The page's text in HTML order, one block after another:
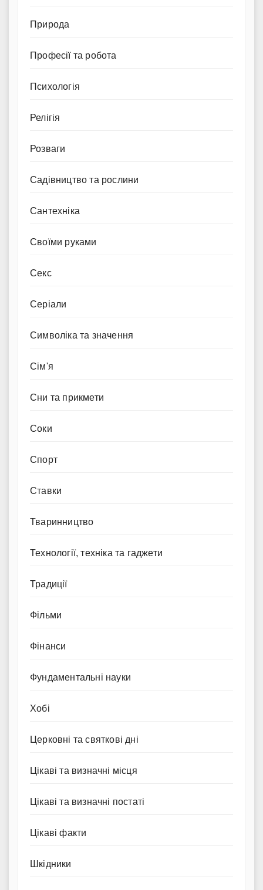
Природа
Професії та робота
Психологія
Релігія
Розваги
Садівництво та рослини
Сантехніка
Своїми руками
Секс
Серіали
Символіка та значення
Сім'я
Сни та прикмети
Соки
Спорт
Ставки
Тваринництво
Технології, техніка та гаджети
Традиції
Фільми
Фінанси
Фундаментальні науки
Хобі
Церковні та святкові дні
Цікаві та визначні місця
Цікаві та визначні постаті
Цікаві факти
Шкідники